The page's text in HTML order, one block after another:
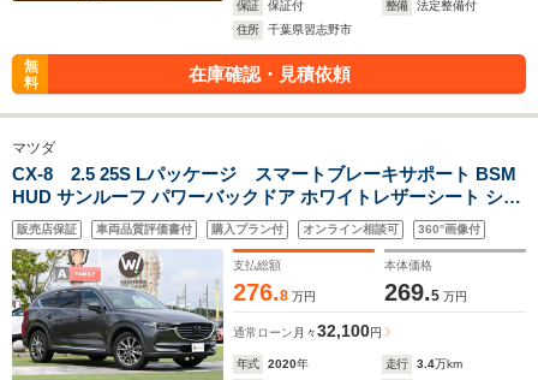
保証
保証付 整備
法定整備付
住所
千葉県習志野市
無
料
在庫確認・見積依頼
マツダ
CX-8 2.5 25S Lパッケージ スマートブレーキサポート BSM
HUD サンルーフ パワーバックドア ホワイトレザーシート シー
トヒーター ナビ TV Bluetooth 全方位モニター ドライブレコー
ダー ETC LEDヘッドライト
販売店保証 車両品質評価書付 購入プラン付 オンライン相談可 360°画像付
支払総額
276.8 万円
本体価格
269.5 万円
通常ローン 月々32,100円
年式 2020年 走行 3.4万km